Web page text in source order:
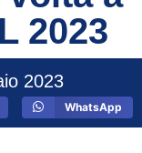
2023
2023
WhatsApp